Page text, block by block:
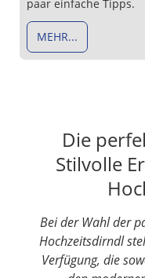
paar einfache Tipps.
MEHR...
Die
Stilvolle
Bei der Wahl der
Hochzeitsdirndl
Verfügung, die